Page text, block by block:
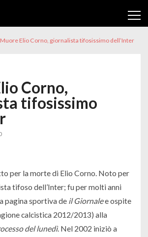
Muore Elio Corno, giornalista tifosissimo dell’Inter
Corno,
tifosissimo
per la morte di Elio Corno. Noto per
tifoso dell’Inter; fu per molti anni
pagina sportiva de il Giornalee ospite
calcistica 2012/2013) alla
del lunedì. Nel 2002 iniziò a